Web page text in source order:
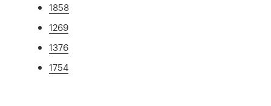
1858
1269
1376
1754